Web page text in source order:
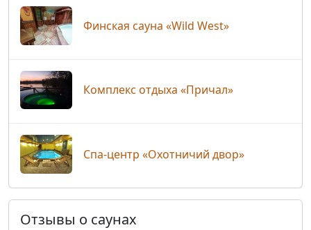
Финская сауна «Wild West»
Комплекс отдыха «Причал»
Спа-центр «Охотничий двор»
Отзывы о саунах